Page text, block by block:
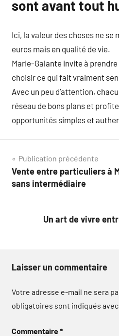
sont avant tout
Ici, la valeur des choses ne se
euros mais en qualité de vie.
Marie-Galante invite à
choisir ce qui fait vraiment
Avec un peu d’attention,
réseau de bons plans et
opportunités simples et
Navigation
de
Publication précédente
Vente entre particuliers à
sans intermédiaire
Un art de vivre
Laisser un commentaire
Votre adresse e-mail ne sera
obligatoires sont indiqués avec
Commentaire*